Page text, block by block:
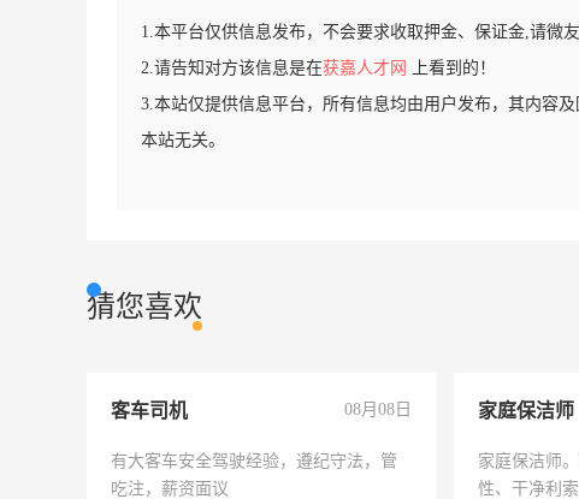
1.本平台仅供信息发布，不会要求收取押金、保证金,请微友
2.请告知对方该信息是在获嘉人才网
上看到的！
3.本站仅提供信息平台，所有信息均由用户发布，其内容
本站无关。
猜您喜欢
客车司机 08月08日
有大客车安全驾驶经验，遵纪守法，管
吃注，薪资面议
家庭保洁师
家庭保洁师
性、干净利